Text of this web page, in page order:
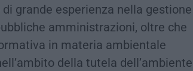
grande esperienza nella gestione
amministrazioni, oltre che
in materia ambientale
della tutela